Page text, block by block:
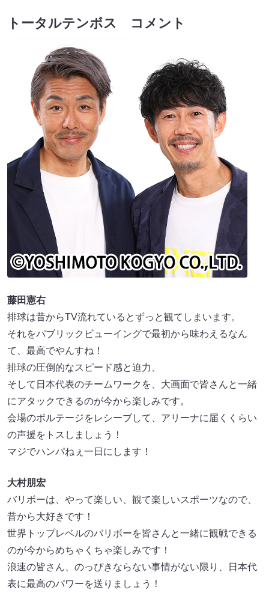
トータルテンボス コメント
藤田憲右
排球は昔からTV流れているとずっと観てしまいます。
それをパブリックビューイングで最初から味わえるなん
て、最高でやんすね！
排球の圧倒的なスピード感と迫力、
そして日本代表のチームワークを、大画面で皆さんと一緒
にアタックできるのが今から楽しみです。
会場のボルテージをレシーブして、アリーナに届くくらい
の声援をトスしましょう！
マジでハンパねぇ一日にします！
大村朋宏
バリボーは、やって楽しい、観て楽しいスポーツなので、
昔から大好きです！
世界トップレベルのバリボーを皆さんと一緒に観戦できる
のが今からめちゃくちゃ楽しみです！
浪速の皆さん、のっぴきならない事情がない限り、日本代
表に最高のパワーを送りましょう！